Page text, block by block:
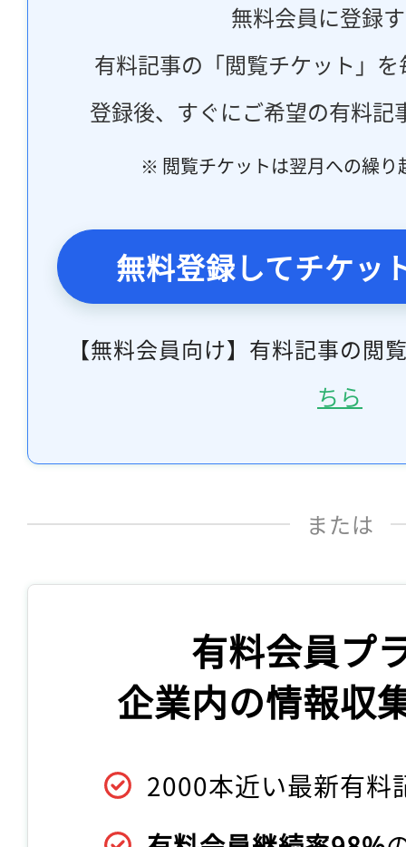
無料会員に登録
有料記事の「閲覧チケット」
登録後、すぐにご希望の有料記
※ 閲覧チケットは翌月への繰り
無料登録してチケッ
【無料会員向け】有料記事の閲
ちら
または
有料会員プ
企業内の情報収
2000本近い最新有料